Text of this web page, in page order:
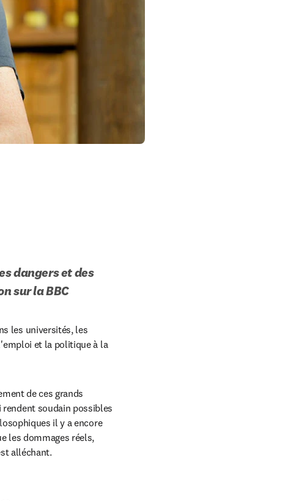
dangers et des
sur la BBC
les universités, les
et la politique à la
de ces grands
soudain possibles
il y a encore
les dommages réels,
alléchant.